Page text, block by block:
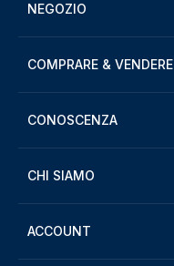
NEGOZIO
COMPRARE & VENDERE
CONOSCENZA
CHI SIAMO
ACCOUNT